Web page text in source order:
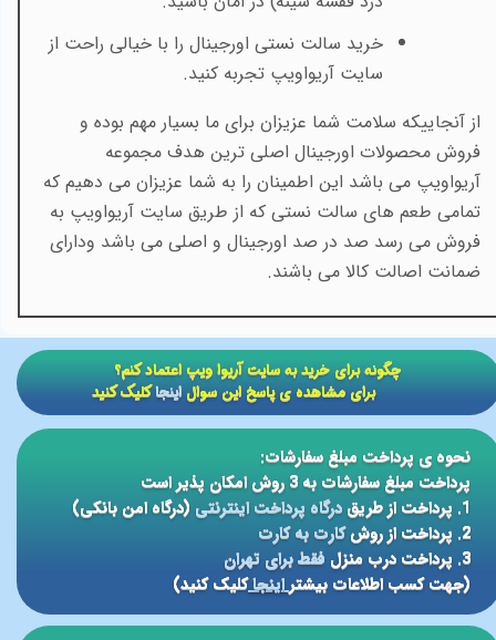
خرید سالت نستی اورجینال را با خیالی راحت از
سایت آریواویپ تجربه کنید.
از آنجاییکه سلامت شما عزیزان برای ما بسیار مهم بوده و
فروش محصولات اورجینال اصلی ترین هدف مجموعه
آریواویپ می باشد این اطمینان را به شما عزیزان می دهیم که
تمامی طعم های سالت نستی که از طریق سایت آریواویپ به
فروش می رسد صد در صد اورجینال و اصلی می باشد ودارای
ضمانت اصالت کالا می باشند.
نحوه ی پرداخت مبلغ سفارشات:
پرداخت مبلغ سفارشات به 3 روش امکان پذیر است
1. پرداخت از طریق
درگاه پرداخت اینترنتی(درگاه امن بانکی)
2. پرداخت از روش
کارت به کارت
3. پرداخت درب منزل
فقط برای تهران
(جهت کسب اطلاعات بیشتر اینجاکلیک کنید)
​​چگونه برای خرید به سایت آریوا ویپ اعتماد کنم؟
برای مشاهده ی پاسخ این سوالاینجاکلیک کنید